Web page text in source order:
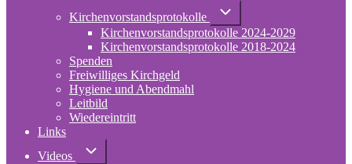
Kirchenvorstandsprotokolle
Unternavigation
Kirchenvorstandsprotokolle
Kirchenvorstandsprotokolle 2024-2029
Kirchenvorstandsprotokolle 2018-2024
Spenden
Freiwilliges Kirchgeld
Hygiene und Abendmahl
Leitbild
Wiedereintritt
Links
Videos
Unternavigation